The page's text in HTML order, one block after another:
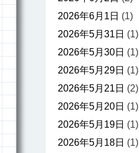
2026年6月1日 (1)
2026年5月31日 (1)
2026年5月30日 (1)
2026年5月29日 (1)
2026年5月21日 (2)
2026年5月20日 (1)
2026年5月19日 (1)
2026年5月18日 (1)